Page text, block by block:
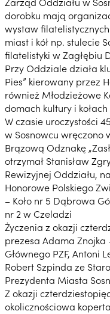
dorobku mają
wystaw
miast i kół np. stulecie
filatelistyki w Zagłębiu
Przy Oddziale działa
Pies” kierowany przez
również Młodzieżowe
domach kultury i kołach
W czasie uroczystości
w Sosnowcu wręczono
Brązową Odznakę
otrzymał Stanisław
Rewizyjnej Oddziału,
Honorowe Polskiego
– Koło nr 5 Dąbrowa
nr 2 w Czeladzi
Życzenia z okazji
prezesa Adama Znojka
Głównego PZF, Antoni
Robert Szpinda ze
Prezydenta Miasta
Z okazji
okolicznościowa